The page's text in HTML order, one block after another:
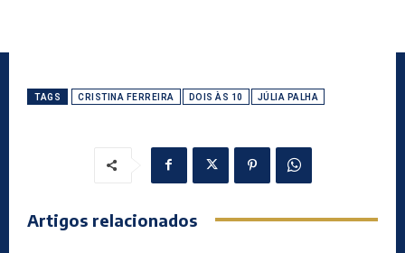
TAGS CRISTINA FERREIRA DOIS ÀS 10 JÚLIA PALHA
Artigos relacionados